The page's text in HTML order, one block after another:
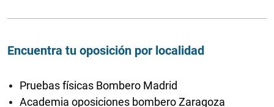
Encuentra tu oposición por localidad
Pruebas físicas Bombero Madrid
Academia oposiciones bombero Zaragoza